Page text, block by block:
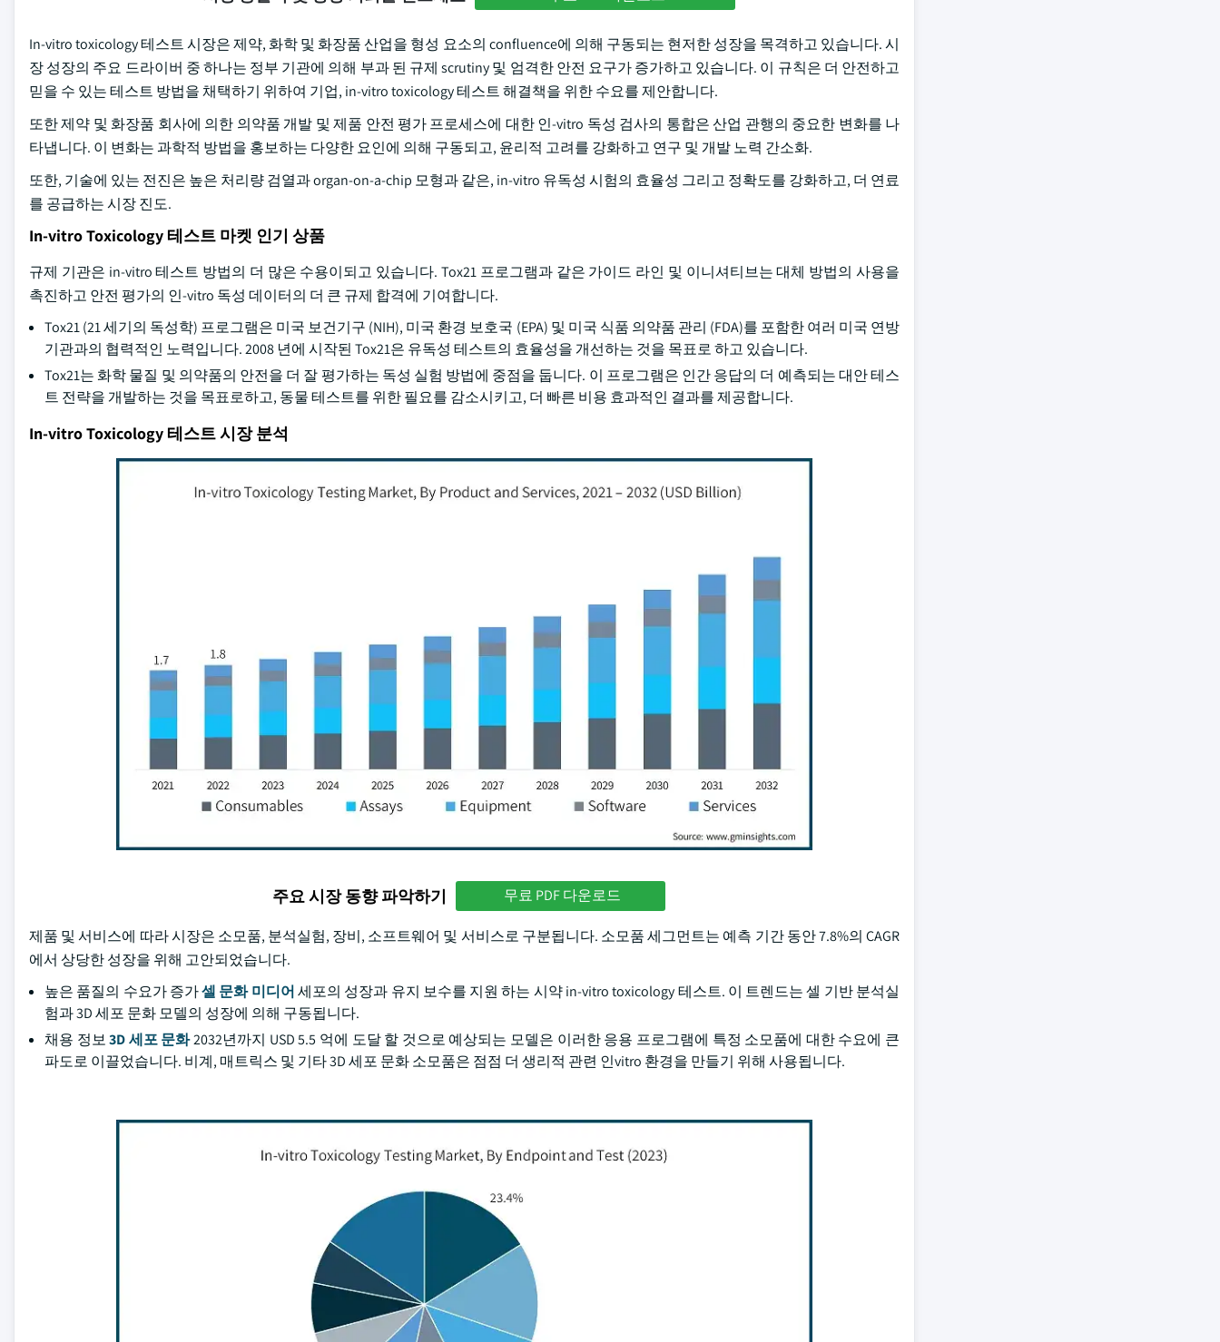
In-vitro toxicology 테스트 시장은 제약, 화학 및 화장품 산업을 형성 요소의 confluence에 의해 구동되는 현저한 성장을 목격하고 있습니다. 시
장 성장의 주요 드라이버 중 하나는 정부 기관에 의해 부과 된 규제 scrutiny 및 엄격한 안전 요구가 증가하고 있습니다. 이 규칙은 더 안전하고
믿을 수 있는 테스트 방법을 채택하기 위하여 기업, in-vitro toxicology 테스트 해결책을 위한 수요를 제안합니다.
또한 제약 및 화장품 회사에 의한 의약품 개발 및 제품 안전 평가 프로세스에 대한 인-vitro 독성 검사의 통합은 산업 관행의 중요한 변화를 나
타냅니다. 이 변화는 과학적 방법을 홍보하는 다양한 요인에 의해 구동되고, 윤리적 고려를 강화하고 연구 및 개발 노력 간소화.
또한, 기술에 있는 전진은 높은 처리량 검열과 organ-on-a-chip 모형과 같은, in-vitro 유독성 시험의 효율성 그리고 정확도를 강화하고, 더 연료
를 공급하는 시장 진도.
In-vitro Toxicology 테스트 마켓 인기 상품
규제 기관은 in-vitro 테스트 방법의 더 많은 수용이되고 있습니다. Tox21 프로그램과 같은 가이드 라인 및 이니셔티브는 대체 방법의 사용을
촉진하고 안전 평가의 인-vitro 독성 데이터의 더 큰 규제 합격에 기여합니다.
Tox21 (21 세기의 독성학) 프로그램은 미국 보건기구 (NIH), 미국 환경 보호국 (EPA) 및 미국 식품 의약품 관리 (FDA)를 포함한 여러 미국 연방
기관과의 협력적인 노력입니다. 2008 년에 시작된 Tox21은 유독성 테스트의 효율성을 개선하는 것을 목표로 하고 있습니다.
Tox21는 화학 물질 및 의약품의 안전을 더 잘 평가하는 독성 실험 방법에 중점을 둡니다. 이 프로그램은 인간 응답의 더 예측되는 대안 테스
트 전략을 개발하는 것을 목표로하고, 동물 테스트를 위한 필요를 감소시키고, 더 빠른 비용 효과적인 결과를 제공합니다.
In-vitro Toxicology 테스트 시장 분석
주요 시장 동향 파악하기 무료 PDF 다운로드
제품 및 서비스에 따라 시장은 소모품, 분석실험, 장비, 소프트웨어 및 서비스로 구분됩니다. 소모품 세그먼트는 예측 기간 동안 7.8%의 CAGR
에서 상당한 성장을 위해 고안되었습니다.
높은 품질의 수요가 증가셀 문화 미디어세포의 성장과 유지 보수를 지원 하는 시약 in-vitro toxicology 테스트. 이 트렌드는 셀 기반 분석실
험과 3D 세포 문화 모델의 성장에 의해 구동됩니다.
채용 정보3D 세포 문화2032년까지 USD 5.5 억에 도달 할 것으로 예상되는 모델은 이러한 응용 프로그램에 특정 소모품에 대한 수요에 큰
파도로 이끌었습니다. 비계, 매트릭스 및 기타 3D 세포 문화 소모품은 점점 더 생리적 관련 인vitro 환경을 만들기 위해 사용됩니다.